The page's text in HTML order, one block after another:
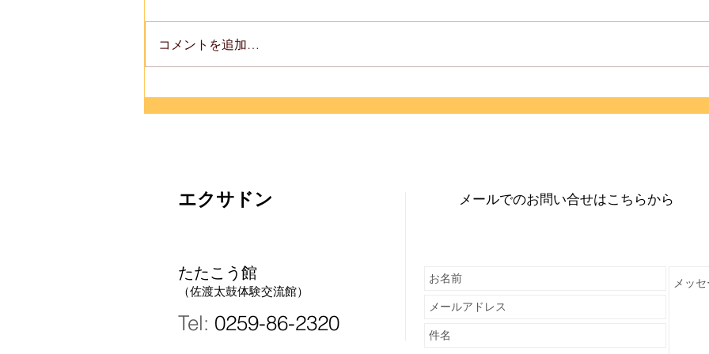
しなしなとエクサドン
馬）
コメントを追加…
エクサドン
たたこう館
（佐渡太鼓体験交流館）
Tel: 0259-86-2320
メールでのお問い合せはこちらから